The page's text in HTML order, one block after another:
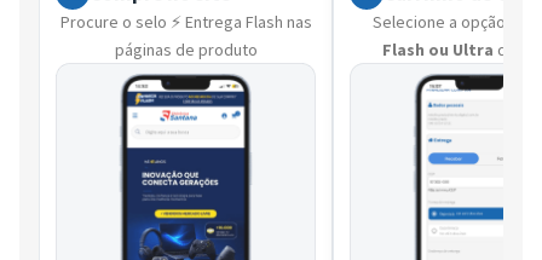
Procure o selo ⚡ Entrega Flash nas
páginas de produto
Selecione a opção ⚡
Flash ou Ultra que